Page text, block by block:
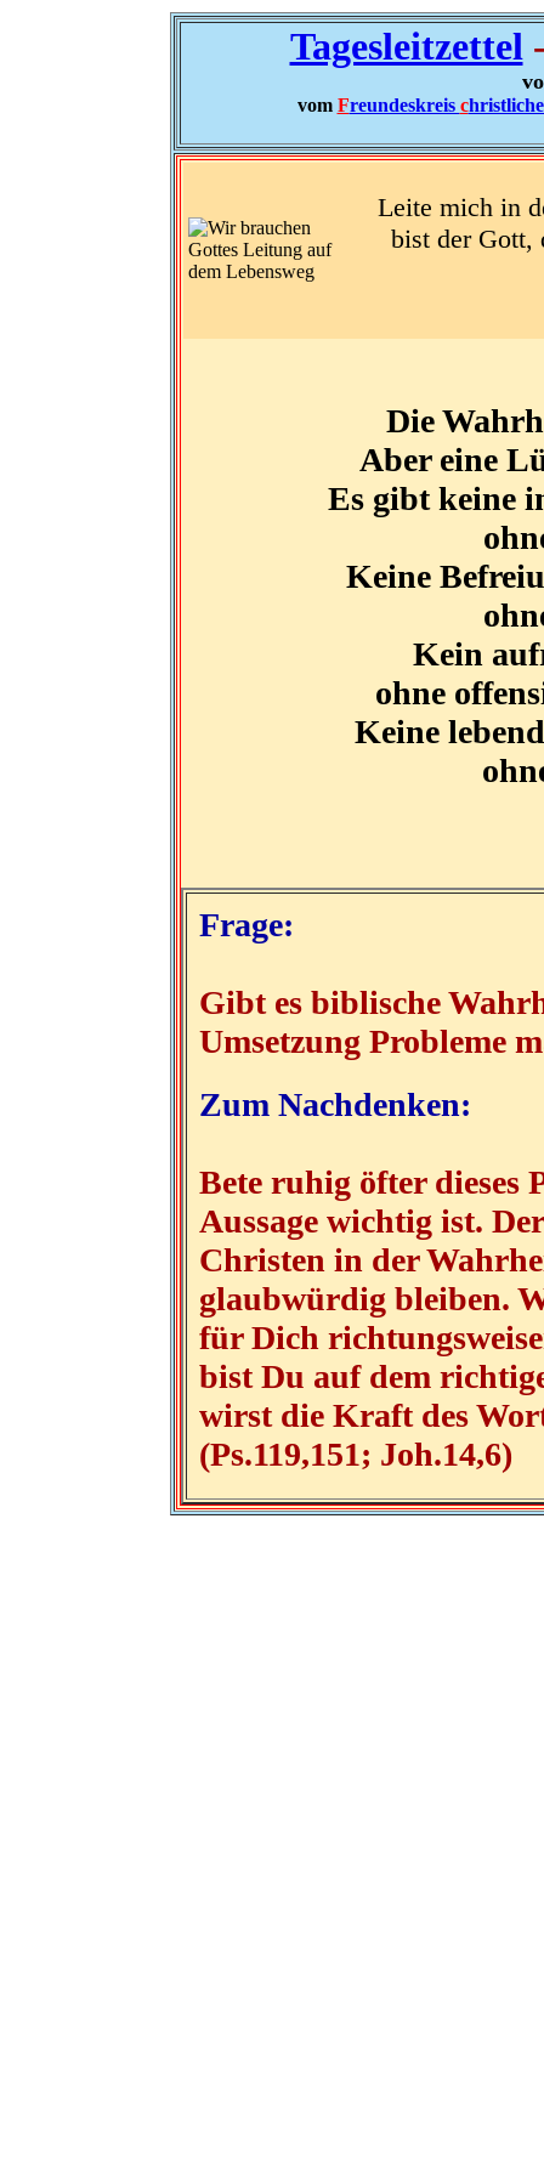
Tagesleitzettel
vom Freundeskreis c
Leite mich in
bist der
Die
Aber eine
Es gibt keine
Keine
Kein
ohne
Keine
Frage:
Gibt es biblische
Umsetzung Probleme
Zum Nachdenken:
Bete ruhig öfter dieses
Aussage wichtig ist.
Christen in der
glaubwürdig bleiben.
für Dich
bist Du auf dem
wirst die Kraft des
(Ps.119,151; Joh.14,6)